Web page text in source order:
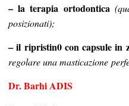
– la terapia ortodontica
posizionati);
– il ripristin0 con capsule in
regolare una masticazione
Dr. Barhi ADIS